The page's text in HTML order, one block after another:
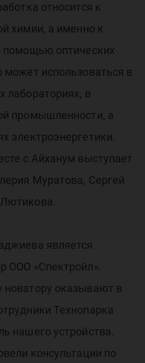
относится к
химии, а именно к
помощью оптических
может использоваться в
лабораториях, в
промышленности, а
электроэнергетики.
с Айханум выступает
Муратова, Сергей
является
ООО «Спектройл».
оказывают в
Технопарка
нашего устройства.
консультации по